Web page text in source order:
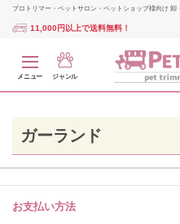
プロトリマー・ペットサロン・ペットショップ様向け 卸
11,000円以上で送料無料！
メニュー ジャンル
ガーランド
お支払い方法